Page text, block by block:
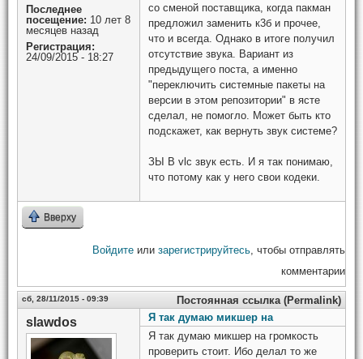
Последнее
посещение: 10 лет 8
месяцев назад
Регистрация:
24/09/2015 - 18:27
со сменой поставщика, когда пакман
предложил заменить к3б и прочее,
что и всегда. Однако в итоге получил
отсутствие звука. Вариант из
предыдущего поста, а именно
"переключить системные пакеты на
версии в этом репозитории" в ясте
сделал, не помогло. Может быть кто
подскажет, как вернуть звук системе?
ЗЫ В vlc звук есть. И я так понимаю,
что потому как у него свои кодеки.
Вверху
Войдите или зарегистрируйтесь , чтобы отправлять
комментарии
сб, 28/11/2015 - 09:39 Постоянная ссылка (Permalink)
slawdos
Я так думаю микшер на
Я так думаю микшер на громкость
проверить стоит. Ибо делал то же